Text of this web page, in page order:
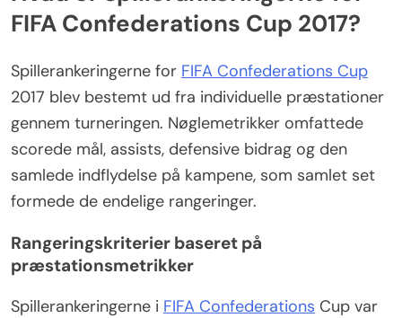
FIFA Confederations Cup 2017?
Spillerankeringerne for FIFA Confederations Cup
2017 blev bestemt ud fra individuelle præstationer
gennem turneringen. Nøglemetrikker omfattede
scorede mål, assists, defensive bidrag og den
samlede indflydelse på kampene, som samlet set
formede de endelige rangeringer.
Rangeringskriterier baseret på
præstationsmetrikker
Spillerankeringerne i FIFA Confederations Cup var